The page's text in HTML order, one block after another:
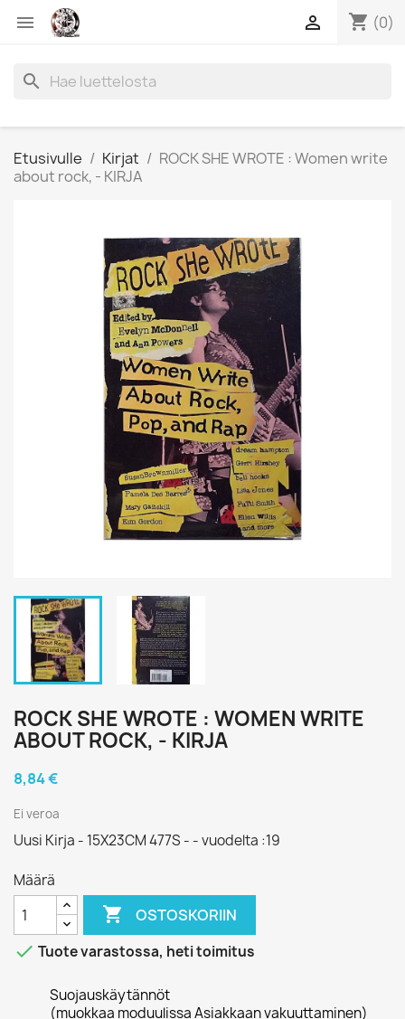
 shopping_cart (0)

search
Etusivulle Kirjat
ROCK SHE WROTE : Women write
about rock, - KIRJA
ROCK SHE WROTE : WOMEN WRITE
ABOUT ROCK, - KIRJA
8,84 €
Ei veroa
Uusi Kirja - 15X23CM 477S - - vuodelta :19
Määrä
 OSTOSKORIIN
 Tuote varastossa, heti toimitus
Suojauskäytännöt
(muokkaa moduulissa Asiakkaan vakuuttaminen)